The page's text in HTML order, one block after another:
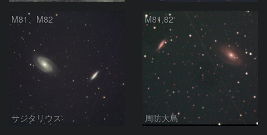
M81、M82
サジタリウス
M81,82
周防大島